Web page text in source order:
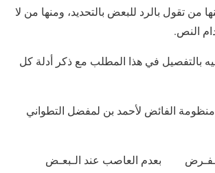
من تقول بالرد للبعض بالتحديد، ومنها من لا
النص.
بالتفصيل في هذا المطلب مع ذكر أدلة كل
الفائض لأحمد بن لمفضل التطواني
بعدم العاصب عند الـبعـض